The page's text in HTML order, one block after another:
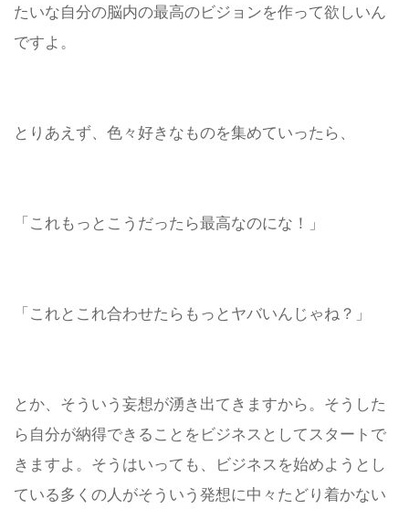
たいな自分の脳内の最高のビジョンを作って欲しいん
ですよ。
とりあえず、色々好きなものを集めていったら、
「これもっとこうだったら最高なのにな！」
「これとこれ合わせたらもっとヤバいんじゃね？」
とか、そういう妄想が湧き出てきますから。 そうした
ら自分が納得できることをビジネスとしてスタートで
きますよ。 そうはいっても、ビジネスを始めようとし
ている多くの人がそういう発想に中々たどり着かない